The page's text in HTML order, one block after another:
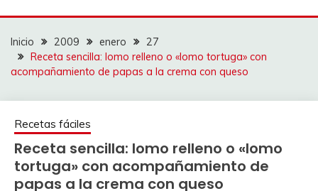
Inicio 2009 enero
27
Receta sencilla: lomo relleno o «lomo tortuga» con
acompañamiento de papas a la crema con queso
Recetas fáciles
Receta sencilla: lomo relleno o «lomo
tortuga» con acompañamiento de
papas a la crema con queso